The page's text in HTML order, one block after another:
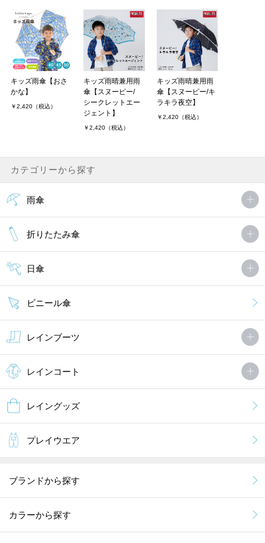
キッズ雨傘【おさ
かな】
￥2,420（税込）
キッズ雨晴兼用雨
傘【スヌーピー/
シークレットエー
ジェント】
￥2,420（税込）
キッズ雨晴兼用雨
傘【スヌーピー/キ
ラキラ夜空】
￥2,420（税込）
カテゴリーから探す
雨傘
折りたたみ傘
日傘
ビニール傘
レインブーツ
レインコート
レイングッズ
プレイウエア
ブランドから探す
カラーから探す